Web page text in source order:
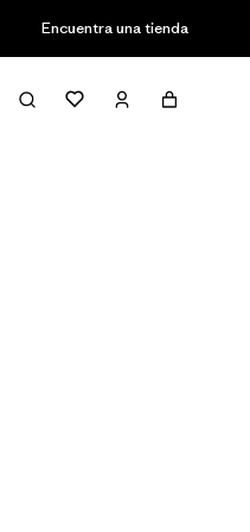
Encuentra una tienda
Filter & Sort